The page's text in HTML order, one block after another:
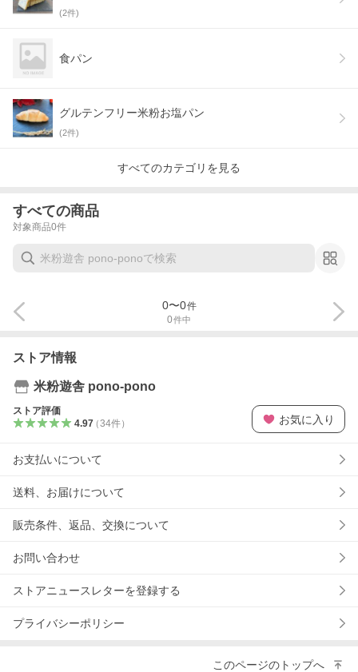
(2件)
食パン
グルテンフリー米粉お塩パン
(2件)
すべてのカテゴリを見る
すべての商品
対象商品0件
0件中
0〜0件
ストア情報
米粉遊舎 pono-pono
ストア評価
4.97（34件） お気に入り
お支払いについて
送料、お届けについて
販売条件、返品、交換について
お問い合わせ
ストアニュースレターを登録する
プライバシーポリシー
このページのトップへ